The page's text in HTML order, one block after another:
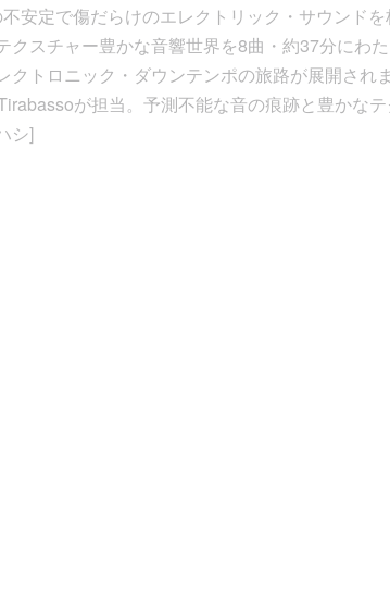
安定で傷だらけのエレクトリック・サウンド
クスチャー豊かな音響世界を8曲・約37分にわ
クトロニック・ダウンテンポの旅路が展開され
が担当。予測不能な音の痕跡と豊かな
シ]